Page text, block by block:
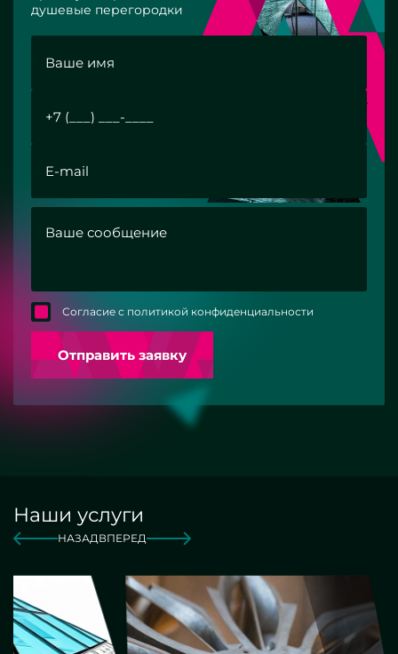
душевые перегородки
Согласие с политикой конфиденциальности
Отправить заявку
Наши услуги
НАЗАДВПЕРЕД